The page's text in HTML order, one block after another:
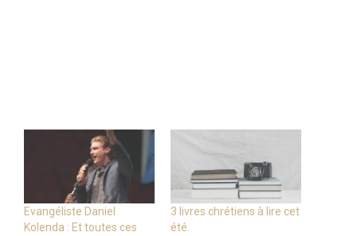
Evangéliste Daniel
Kolenda : Et toutes ces
3 livres chrétiens à lire cet
été.